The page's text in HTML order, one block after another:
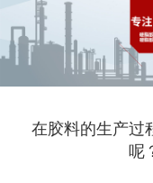
在胶料的生产过
呢